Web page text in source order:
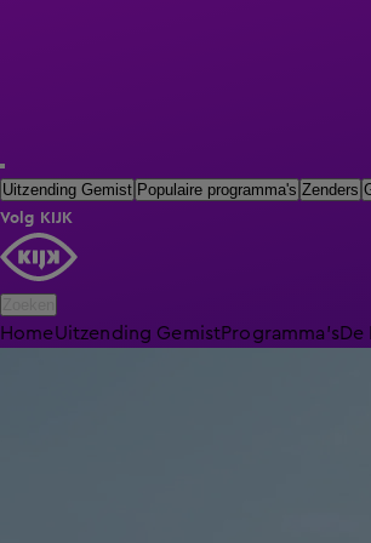
Uitzending Gemist Populaire programma's Zenders
Volg KIJK
HomeUitzending GemistProgramma'sDe